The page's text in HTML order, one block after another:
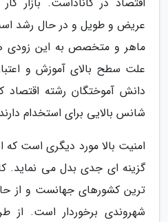
عریض و طویل و در حال رشد
ماهر و متخصص به این زودی
علت سطح بالای آموزش و
دانش آموختگان رشته اقتصاد
شانس بالایی برای استخدام
امنیت بالا مورد دیگری است که
گزینه ای جدی بدل می نماید.
ترین کشورهای جهانست و از
شهروندی برخوردار است. از